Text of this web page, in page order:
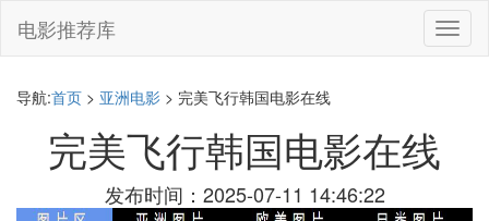
切
换
电影推荐库
导航:首页 > 亚洲电影 > 完美飞行韩国电影在线
完美飞行韩国电影在线
发布时间：2025-07-11 14:46:22